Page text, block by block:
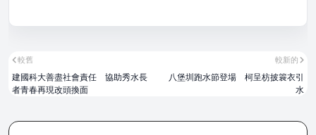
較新的
八堡圳跑水節登場 柯呈枋披簑衣引
水
較舊
建國科大善盡社會責任 協助秀水長
者青春再現改頭換面